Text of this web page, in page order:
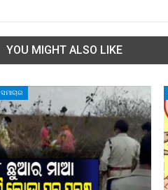
YOU MIGHT ALSO LIKE
ସମାଚାର